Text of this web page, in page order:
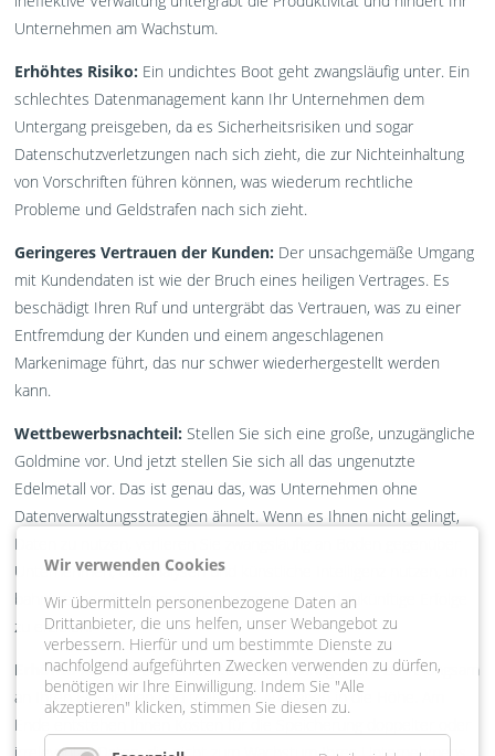
Unternehmen am Wachstum.
Erhöhtes Risiko: Ein undichtes Boot geht zwangsläufig unter. Ein
schlechtes Datenmanagement kann Ihr Unternehmen dem
Untergang preisgeben, da es Sicherheitsrisiken und sogar
Datenschutzverletzungen nach sich zieht, die zur Nichteinhaltung
von Vorschriften führen können, was wiederum rechtliche
Probleme und Geldstrafen nach sich zieht.
Geringeres Vertrauen der Kunden: Der unsachgemäße Umgang
mit Kundendaten ist wie der Bruch eines heiligen Vertrages. Es
beschädigt Ihren Ruf und untergräbt das Vertrauen, was zu einer
Entfremdung der Kunden und einem angeschlagenen
Markenimage führt, das nur schwer wiederhergestellt werden
kann.
Wettbewerbsnachteil: Stellen Sie sich eine große, unzugängliche
Goldmine vor. Und jetzt stellen Sie sich all das ungenutzte
Edelmetall vor. Das ist genau das, was Unternehmen ohne
Datenverwaltungsstrategien ähnelt. Wenn es Ihnen nicht gelingt,
Daten zu nutzen, verlieren Sie zwangsläufig an Boden gegenüber
Unternehmen, die Analysen und künstliche Intelligenz nutzen, um
bahnbrechende Erkenntnisse zu gewinnen und zukünftige Erfolge
zu erzielen.
Erhöhte Kosten:Ein schlechtes Datenmanagement zehrt langsam
an Ihren Einnahmen und treibt Ihre Ausgaben in die Höhe. Am
Ende entstehen Ihnen Kosten für die Speicherung doppelter oder
Wir verwenden Cookies
Wir übermitteln personenbezogene Daten an
Drittanbieter, die uns helfen, unser Webangebot zu
verbessern. Hierfür und um bestimmte Dienste zu
nachfolgend aufgeführten Zwecken verwenden zu dürfen,
benötigen wir Ihre Einwilligung. Indem Sie "Alle
akzeptieren" klicken, stimmen Sie diesen zu.